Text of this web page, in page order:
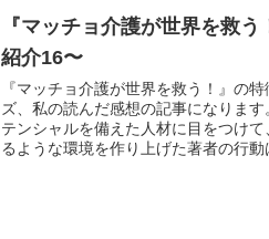
『マッチョ介護が世界を救
紹介16〜
『マッチョ介護が世界を救う！』の
ズ、私の読んだ感想の記事になりま
テンシャルを備えた人材に目をつけ
るような環境を作り上げた著者の行動